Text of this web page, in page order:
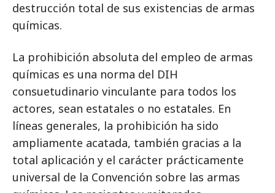
destrucción total de sus existencias de armas
químicas.
La prohibición absoluta del empleo de armas
químicas es una norma del DIH
consuetudinario vinculante para todos los
actores, sean estatales o no estatales. En
líneas generales, la prohibición ha sido
ampliamente acatada, también gracias a la
total aplicación y el carácter prácticamente
universal de la Convención sobre las armas